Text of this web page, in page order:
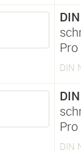
DIN
DIN